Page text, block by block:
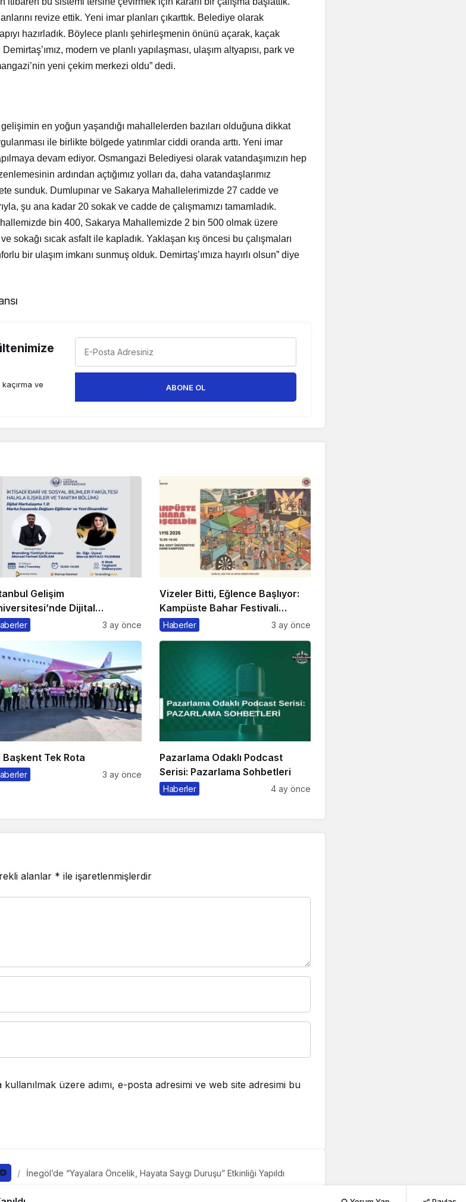
revize ettik. Yeni imar planları çıkarttık. Belediye olarak
hazırladık. Böylece planlı şehirleşmenin önünü açarak, kaçak
modern ve planlı yapılaşması, ulaşım altyapısı, park ve
yeni çekim merkezi oldu” dedi.
en yoğun yaşandığı mahallelerden bazıları olduğuna dikkat
ile birlikte bölgede yatırımlar ciddi oranda arttı. Yeni imar
devam ediyor. Osmangazi Belediyesi olarak vatandaşımızın hep
ardından açtığımız yolları da, daha vatandaşlarımız
sunduk. Dumlupınar ve Sakarya Mahallelerimizde 27 cadde ve
şu ana kadar 20 sokak ve cadde de çalışmamızı tamamladık.
bin 400, Sakarya Mahallemizde 2 bin 500 olmak üzere
sokağı sıcak asfalt ile kapladık. Yaklaşan kış öncesi bu çalışmaları
bir ulaşım imkanı sunmuş olduk. Demirtaş’ımıza hayırlı olsun” diye
ve
ABONE OL
Gelişim
Dijital
1.0 Etkinliği
3 ay önce
Vizeler Bitti, Eğlence Başlıyor:
Kampüste Bahar Festivali
Kaçmaz!
Haberler 3 ay önce
Başkent Tek Rota
3 ay önce
Pazarlama Odaklı Podcast
Serisi: Pazarlama Sohbetleri
Haberler 4 ay önce
alanlar * ile işaretlenmişlerdir
üzere adımı, e-posta adresimi ve web site adresimi bu
İnegöl’de “Yayalara Öncelik, Hayata Saygı Duruşu” Etkinliği Yapıldı